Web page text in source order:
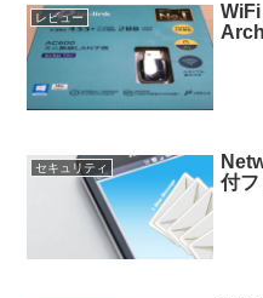
レビュー
セキュリティ
付